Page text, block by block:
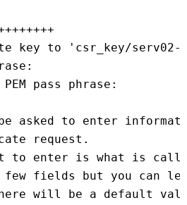
key to 'csr_key/serv02-
pass phrase:
asked to enter
request.
to enter is what is
fields but you can
will be a default